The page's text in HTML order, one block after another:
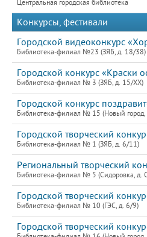
Центральная городская библиотека
Конкурсы, фестивали
Городской видеоконкурс
Библиотека-филиал №23 (ЗЯБ, д. 18/38)
Городской конкурс «Краски
Библиотека-филиал № 3 (ЗЯБ, д. 15/XX)
Городской конкурс
Библиотека-филиал № 15 (Новый
Городской творческий
Библиотека-филиал № 1 (ЗЯБ, д. 6/11)
Региональный творческий
Библиотека-филиал № 5 (Сидоровка, д.
Городской творческий
Библиотека-филиал № 10 (ГЭС, д. 6/9)
Городской творческий